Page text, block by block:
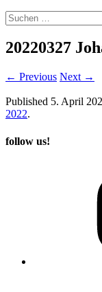
Suchen
nach:
20220327
← Previous Next →
Published 5. April
2022.
follow us!